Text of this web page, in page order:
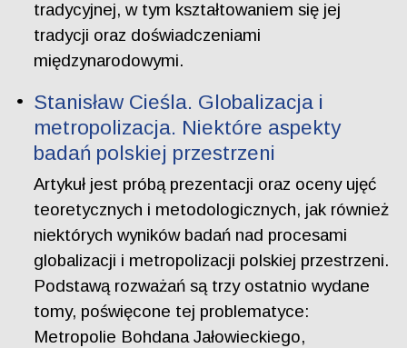
tradycyjnej, w tym kształtowaniem się jej
tradycji oraz doświadczeniami
międzynarodowymi.
Stanisław Cieśla. Globalizacja i
metropolizacja. Niektóre aspekty
badań polskiej przestrzeni
Artykuł jest próbą prezentacji oraz oceny ujęć
teoretycznych i metodologicznych, jak również
niektórych wyników badań nad procesami
globalizacji i metropolizacji polskiej przestrzeni.
Podstawą rozważań są trzy ostatnio wydane
tomy, poświęcone tej problematyce:
Metropolie Bohdana Jałowieckiego,